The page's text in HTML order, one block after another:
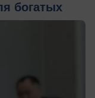
богатых